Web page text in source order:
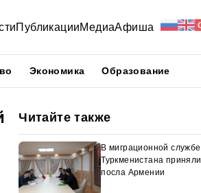
ПубликацииМедиаАфиша
Экономика Образование
Читайте также
В миграционной службе
Туркменистана приняли
посла Армении